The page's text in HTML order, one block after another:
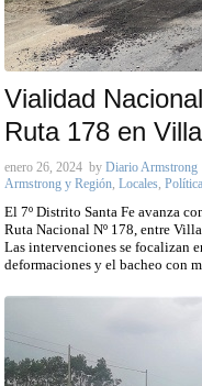
Vialidad
Ruta 178 en
enero 26, 2024 by Diario Armstrong
Armstrong y Región Locales Política
El 7º Distrito Santa Fe avanza
Ruta Nacional Nº 178, entre
Las intervenciones se focalizan
deformaciones y el bacheo con